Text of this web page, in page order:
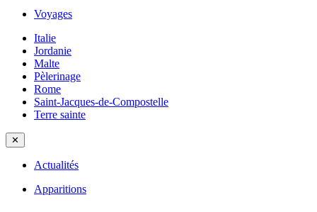
Voyages
Italie
Jordanie
Malte
Pèlerinage
Rome
Saint-Jacques-de-Compostelle
Terre sainte
✕
Actualités
Apparitions